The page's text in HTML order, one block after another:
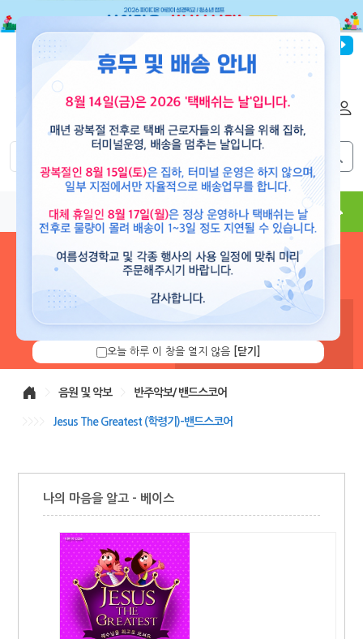
파이디온선교회
도서 뮤직 용품 현수막 콘텐츠
로그인 하시면 보유 캐쉬 확
니다.
음원 및 악보 반주악보/ 밴드스코어
Jesus The Greatest (학령기)-밴드스코어
나의 마음을 알고 - 베이스
오늘 하루 이 창을 열지 않음 [닫기]